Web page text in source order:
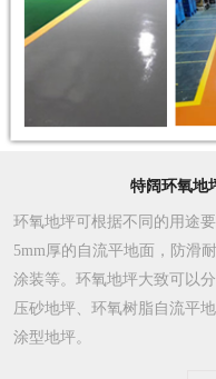
特阔环氧地
环氧地坪可根据不同的用途
5mm厚的自流平地面，防滑
涂装等。环氧地坪大致可以
压砂地坪、环氧树脂自流平
涂型地坪。